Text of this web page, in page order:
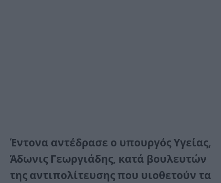
Έντονα αντέδρασε ο υπουργός Υγείας,
Άδωνις Γεωργιάδης, κατά βουλευτών
της αντιπολίτευσης που υιοθετούν τα